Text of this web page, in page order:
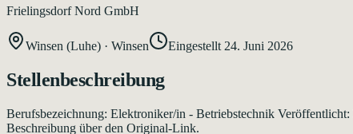
Frielingsdorf Nord GmbH
Winsen (Luhe) · Winsen Eingestellt 24. Juni 2026
Stellenbeschreibung
Berufsbezeichnung: Elektroniker/in - Betriebstechnik
Beschreibung über den Original-Link.